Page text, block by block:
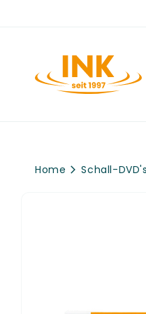
Home Schall-